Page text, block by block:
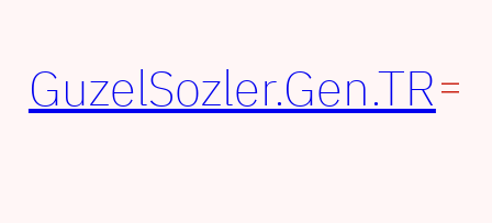
GuzelSozler.Gen.TR